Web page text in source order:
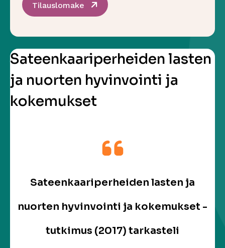
Tilauslomake Sivu avautuu uudessa ikkunassa
Sateenkaariperheiden lasten
ja nuorten hyvinvointi ja
kokemukset
Sateenkaariperheiden lasten ja
nuorten hyvinvointi ja kokemukset -
tutkimus (2017) tarkasteli